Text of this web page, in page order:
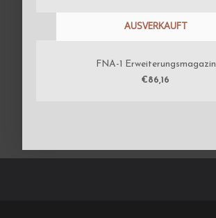
AUSVERKAUFT
FNA-1 Erweiterungsmagazin
€86,16